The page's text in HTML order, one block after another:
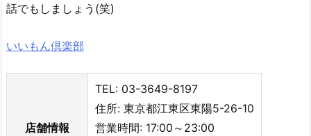
話でもしましょう(笑)
いいもん倶楽部
店舗情報
TEL: 03-3649-8197
住所: 東京都江東区東陽5-26-10
営業時間: 17:00～23:00